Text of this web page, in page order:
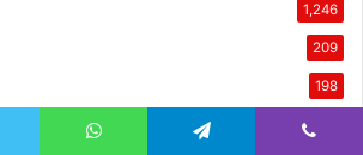
1,246
209
198